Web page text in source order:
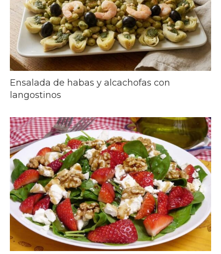
Ensalada de habas y alcachofas con
langostinos